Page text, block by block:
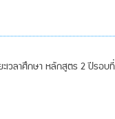
เวลาศึกษา หลักสูตร 2 ปีรอ